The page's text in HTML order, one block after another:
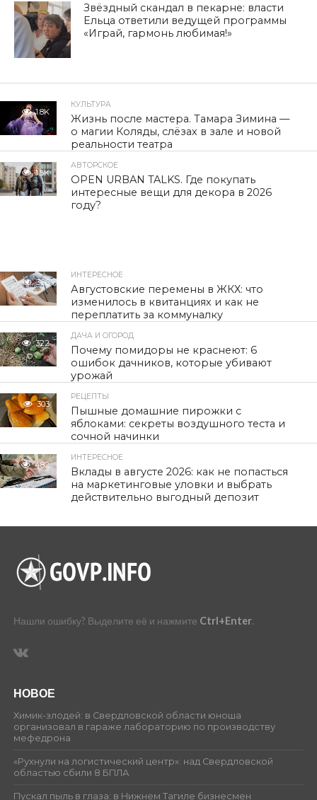
Звёздный скандал в пекарне: власти
Ельца ответили ведущей программы
«Играй, гармонь любимая!»
1.8K
КУЛЬТУРА
Жизнь после мастера. Тамара Зимина —
о магии Коляды, слёзах в зале и новой
реальности театра
1.5K
АВТОРСКОЕ
OPEN URBAN TALKS. Где покупать
интересные вещи для декора в 2026
году?
326
ИНТЕРЕСНОЕ
Августовские перемены в ЖКХ: что
изменилось в квитанциях и как не
переплатить за коммуналку
322
ДАЧА И ОГОРОД
Почему помидоры не краснеют: 6
ошибок дачников, которые убивают
урожай
303
РЕЦЕПТЫ
Пышные домашние пирожки с
яблоками: секреты воздушного теста и
сочной начинки
482
ИНТЕРЕСНОЕ
Вклады в августе 2026: как не попасться
на маркетинговые уловки и выбрать
действительно выгодный депозит
Нашли ошибку? Выделите её и нажмите Ctrl+Enter.
НОВОЕ
Химик-злодей: в Свердловской области юноша
организовал в гараже лабораторию по производству
мефедрона
«Рухнули на логистический центр»: над Свердловской
областью сбили 8 БПЛА
Пускал пыль в глаза: в Нижнем Тагиле бизнесмен